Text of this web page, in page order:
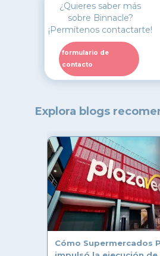
¿Quieres saber más
sobre Binnacle?
¡Permítenos contactarte!
formulario de
contacto
Explora blogs
Cómo Supermercados